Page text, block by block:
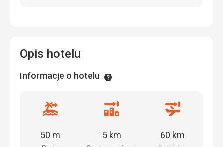
Opis hotelu
Informacje o hotelu Informacje
Odległość
plaży
50 m
Odległość
centrum
5 km
Odległość
lotniska
60 km